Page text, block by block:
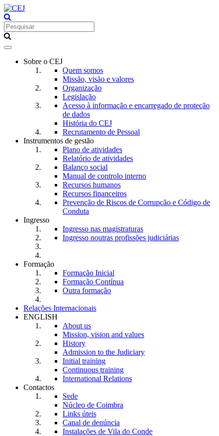
Toggle
navigationSobre o CEJ
Quem somos
Missão, visão e valores
Organização
Legislação
Acesso à informação e encarregado de proteção
de dados
História do CEJ
Recrutamento de Pessoal
Instrumentos de gestão
Plano de atividades
Relatório de atividades
Balanço social
Manual de controlo interno
Recursos humanos
Recursos financeiros
Prevenção de Riscos de Corrupção e Código de
Conduta
Ingresso
Ingresso nas magistraturas
Ingresso noutras profissões judiciárias
Formação
Formação Inicial
Formação Contínua
Outra formação
Relações Internacionais
ENGLISH
About us
Mission, vision and values
History
Admission to the Judiciary
Initial training
Continuous training
International Relations
Contactos
Sede
Núcleo de Coimbra
Links úteis
Canal de denúncia
Instalações de Vila do Conde